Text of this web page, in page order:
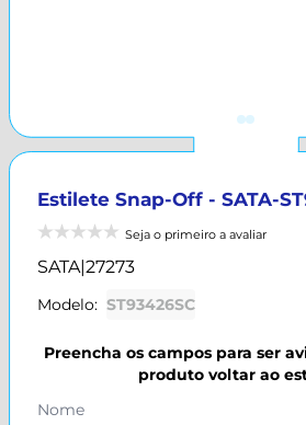
Estilete Snap-Off - SATA-
Seja o primeiro a avaliar
SATA|27273
Modelo: ST93426SC
Preencha os campos para ser
produto voltar ao